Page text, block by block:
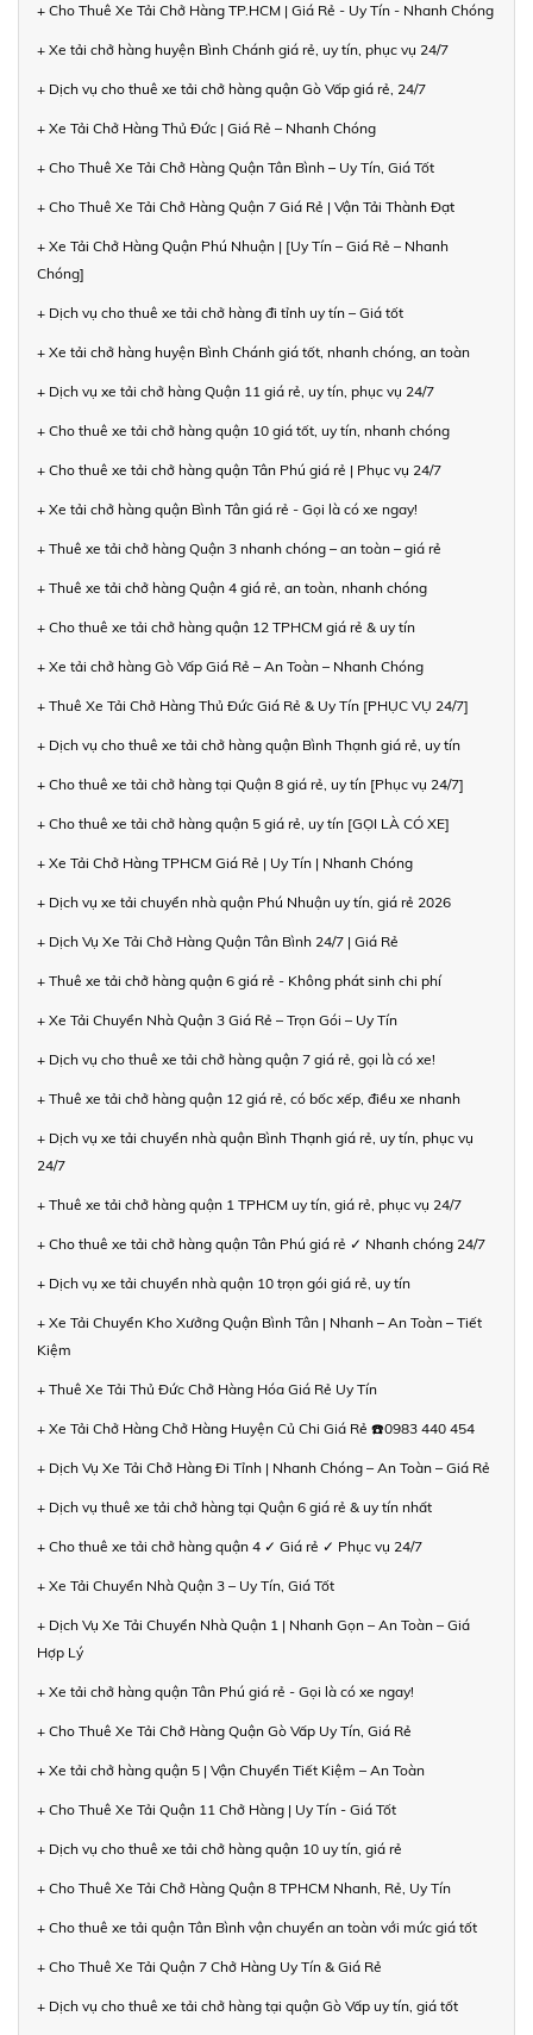
+ Cho Thuê Xe Tải Chở Hàng TP.HCM | Giá Rẻ - Uy Tín - Nhanh Chóng
+ Xe tải chở hàng huyện Bình Chánh giá rẻ, uy tín, phục vụ 24/7
+ Dịch vụ cho thuê xe tải chở hàng quận Gò Vấp giá rẻ, 24/7
+ Xe Tải Chở Hàng Thủ Đức | Giá Rẻ – Nhanh Chóng
+ Cho Thuê Xe Tải Chở Hàng Quận Tân Bình – Uy Tín, Giá Tốt
+ Cho Thuê Xe Tải Chở Hàng Quận 7 Giá Rẻ | Vận Tải Thành Đạt
+ Xe Tải Chở Hàng Quận Phú Nhuận | [Uy Tín – Giá Rẻ – Nhanh
Chóng]
+ Dịch vụ cho thuê xe tải chở hàng đi tỉnh uy tín – Giá tốt
+ Xe tải chở hàng huyện Bình Chánh giá tốt, nhanh chóng, an toàn
+ Dịch vụ xe tải chở hàng Quận 11 giá rẻ, uy tín, phục vụ 24/7
+ Cho thuê xe tải chở hàng quận 10 giá tốt, uy tín, nhanh chóng
+ Cho thuê xe tải chở hàng quận Tân Phú giá rẻ | Phục vụ 24/7
+ Xe tải chở hàng quận Bình Tân giá rẻ - Gọi là có xe ngay!
+ Thuê xe tải chở hàng Quận 3 nhanh chóng – an toàn – giá rẻ
+ Thuê xe tải chở hàng Quận 4 giá rẻ, an toàn, nhanh chóng
+ Cho thuê xe tải chở hàng quận 12 TPHCM giá rẻ & uy tín
+ Xe tải chở hàng Gò Vấp Giá Rẻ – An Toàn – Nhanh Chóng
+ Thuê Xe Tải Chở Hàng Thủ Đức Giá Rẻ & Uy Tín [PHỤC VỤ 24/7]
+ Dịch vụ cho thuê xe tải chở hàng quận Bình Thạnh giá rẻ, uy tín
+ Cho thuê xe tải chở hàng tại Quận 8 giá rẻ, uy tín [Phục vụ 24/7]
+ Cho thuê xe tải chở hàng quận 5 giá rẻ, uy tín [GỌI LÀ CÓ XE]
+ Xe Tải Chở Hàng TPHCM Giá Rẻ | Uy Tín | Nhanh Chóng
+ Dịch vụ xe tải chuyển nhà quận Phú Nhuận uy tín, giá rẻ 2026
+ Dịch Vụ Xe Tải Chở Hàng Quận Tân Bình 24/7 | Giá Rẻ
+ Thuê xe tải chở hàng quận 6 giá rẻ - Không phát sinh chi phí
+ Xe Tải Chuyển Nhà Quận 3 Giá Rẻ – Trọn Gói – Uy Tín
+ Dịch vụ cho thuê xe tải chở hàng quận 7 giá rẻ, gọi là có xe!
+ Thuê xe tải chở hàng quận 12 giá rẻ, có bốc xếp, điều xe nhanh
+ Dịch vụ xe tải chuyển nhà quận Bình Thạnh giá rẻ, uy tín, phục vụ
24/7
+ Thuê xe tải chở hàng quận 1 TPHCM uy tín, giá rẻ, phục vụ 24/7
+ Cho thuê xe tải chở hàng quận Tân Phú giá rẻ ✓ Nhanh chóng 24/7
+ Dịch vụ xe tải chuyển nhà quận 10 trọn gói giá rẻ, uy tín
+ Xe Tải Chuyển Kho Xưởng Quận Bình Tân | Nhanh – An Toàn – Tiết
Kiệm
+ Thuê Xe Tải Thủ Đức Chở Hàng Hóa Giá Rẻ Uy Tín
+ Xe Tải Chở Hàng Chở Hàng Huyện Củ Chi Giá Rẻ ☎️0983 440 454
+ Dịch Vụ Xe Tải Chở Hàng Đi Tỉnh | Nhanh Chóng – An Toàn – Giá Rẻ
+ Dịch vụ thuê xe tải chở hàng tại Quận 6 giá rẻ & uy tín nhất
+ Cho thuê xe tải chở hàng quận 4 ✓ Giá rẻ ✓ Phục vụ 24/7
+ Xe Tải Chuyển Nhà Quận 3 – Uy Tín, Giá Tốt
+ Dịch Vụ Xe Tải Chuyển Nhà Quận 1 | Nhanh Gọn – An Toàn – Giá
Hợp Lý
+ Xe tải chở hàng quận Tân Phú giá rẻ - Gọi là có xe ngay!
+ Cho Thuê Xe Tải Chở Hàng Quận Gò Vấp Uy Tín, Giá Rẻ
+ Xe tải chở hàng quận 5 | Vận Chuyển Tiết Kiệm – An Toàn
+ Cho Thuê Xe Tải Quận 11 Chở Hàng | Uy Tín - Giá Tốt
+ Dịch vụ cho thuê xe tải chở hàng quận 10 uy tín, giá rẻ
+ Cho Thuê Xe Tải Chở Hàng Quận 8 TPHCM Nhanh, Rẻ, Uy Tín
+ Cho thuê xe tải quận Tân Bình vận chuyển an toàn với mức giá tốt
+ Cho Thuê Xe Tải Quận 7 Chở Hàng Uy Tín & Giá Rẻ
+ Dịch vụ cho thuê xe tải chở hàng tại quận Gò Vấp uy tín, giá tốt